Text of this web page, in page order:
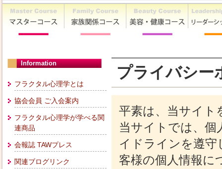
Information
フラクタル心理学とは
協会会員 ご入会案内
フラクタル心理学が学べる関
連商品
会報誌 TAWプレス
関連ブログリンク
プライバシー
平素は、当サイト
当サイトでは、個
イドラインを遵守
客様の個人情報に